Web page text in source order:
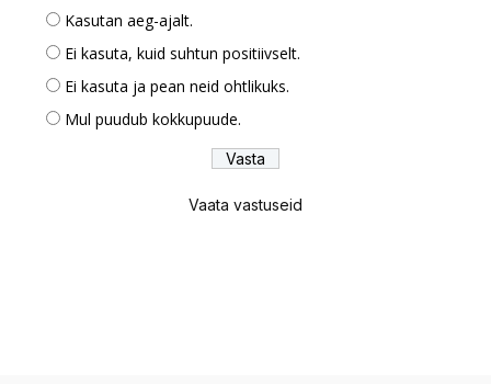
Kasutan aeg-ajalt.
Ei kasuta, kuid suhtun positiivselt.
Ei kasuta ja pean neid ohtlikuks.
Mul puudub kokkupuude.
Vaata vastuseid